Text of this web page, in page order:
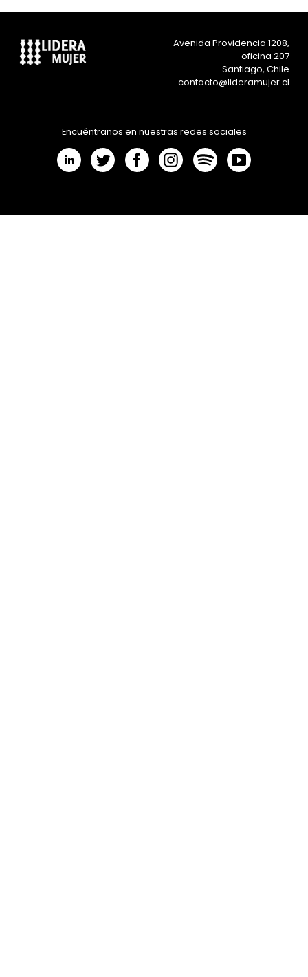
Encuéntranos en nuestras redes sociales
Avenida Providencia 1208,
oficina 207
Santiago, Chile
contacto@lideramujer.cl